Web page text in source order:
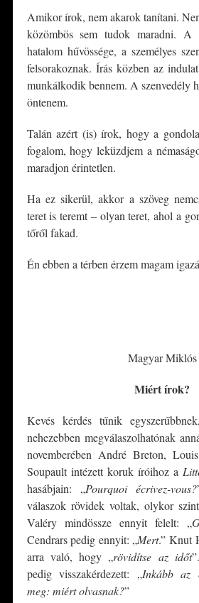
Amikor írok, nem akarok tanítani.
közömbös sem tudok maradni. A
hatalom hűvössége, a személyes
felsorakoznak. Írás közben az
munkálkodik bennem. A szenvedély
öntenem.
Talán azért (is) írok, hogy a
fogalom, hogy leküzdjem a
maradjon érintetlen.
Ha ez sikerül, akkor a szöveg
teret is teremt – olyan teret, ahol a
tőről fakad.
Én ebben a térben érzem magam
Magyar Miklós
Miért írok?
Kevés kérdés tűnik
nehezebben megválaszolhatónak
novemberében André Breton,
Soupault intézett koruk íróihoz a
hasábjain: „Pourquoi écrivez-vous?
válaszok rövidek voltak, olykor
Valéry mindössze ennyit felelt: „
Cendrars pedig ennyit: „Mert.” Knut
arra való, hogy „rövidítse az időt
pedig visszakérdezett: „Inkább az
meg: miért olvasnak?”